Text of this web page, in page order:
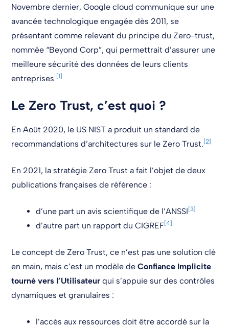
Novembre dernier, Google cloud communique sur une
avancée technologique engagée dès 2011, se
présentant comme relevant du principe du Zero-trust,
nommée “Beyond Corp”, qui permettrait d’assurer une
meilleure sécurité des données de leurs clients
entreprises [1]
Le Zero Trust, c’est quoi ?
En Août 2020, le US NIST a produit un standard de
recommandations d’architectures sur le Zero Trust. [2]
En 2021, la stratégie Zero Trust a fait l’objet de deux
publications françaises de référence :
d’une part un avis scientifique de l’ANSSI [3]
d’autre part un rapport du CIGREF[4]
Le concept de Zero Trust, ce n’est pas une solution clé
en main, mais c’est un modèle deConfiance Implicite
tourné vers l’Utilisateur qui s’appuie sur des contrôles
dynamiques et granulaires :
l’accès aux ressources doit être accordé sur la